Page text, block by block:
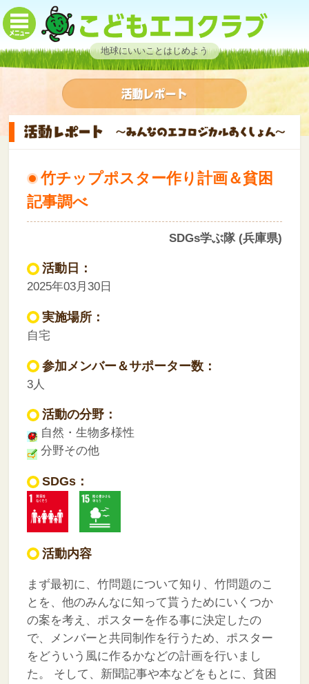
地球にいいことはじめよう
竹チップポスター作り計画＆貧困
記事調べ
SDGs学ぶ隊 (兵庫県)
活動日：
2025年03月30日
実施場所：
自宅
参加メンバー＆サポーター数：
3人
活動の分野：
自然・生物多様性
分野その他
SDGs：
活動内容
まず最初に、竹問題について知り、竹問題のこ
とを、他のみんなに知って貰うためにいくつか
の案を考え、ポスターを作る事に決定したの
で、メンバーと共同制作を行うため、ポスター
をどういう風に作るかなどの計画を行いまし
た。
そして、新聞記事や本などをもとに、貧困